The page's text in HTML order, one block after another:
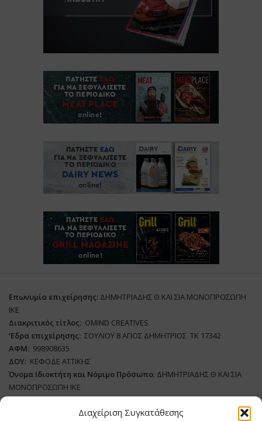
Διαχείριση Συγκατάθεσης
Επωνυμία επιχείρησης: ΔΗΜΗΤΡΙΑΔΗΣ Θ ΚΑΙ ΣΙΑ ΜΟΝΟΠΡΟΣΩΠΗ
ΙΚΕ
Διακριτικός τίτλος: ΟΜΙΝD CREATIVES
‘Eδρα επιχείρησης: ΣΟΥΛΙΟΥ 8 ΑΓΙΟΣ ΔΗΜΗΤΡΙΟΣ ΤΚ 17342
ΑΦΜ: 998908635
ΔΟΥ: ΚΕΦΟΔΕ ΑΤΤΙΚΗΣ
Όνομα Ιδιοκτήτη και Νόμιμο Πρόσωπο: ΔΗΜΗΤΡΙΑΔΗΣ Θ ΚΑΙ ΣΙΑ
ΜΟΝΟΠΡΟΣΩΠΗ ΙΚΕ
Διευθυντής Σύνταξης:ΑΘΑΝΑΣΙΟΣ ΑΝΤΩΝΙΟΥ